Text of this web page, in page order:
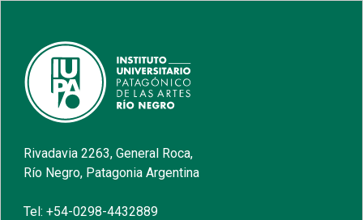
Rivadavia 2263, General Roca,
Río Negro, Patagonia Argentina
Tel: +54-0298-4432889